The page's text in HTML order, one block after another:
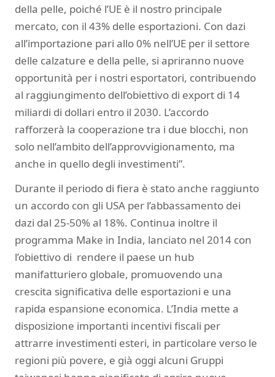
della pelle, poiché l’UE è il nostro principale
mercato, con il 43% delle esportazioni. Con dazi
all’importazione pari allo 0% nell’UE per il settore
delle calzature e della pelle, si apriranno nuove
opportunità per i nostri esportatori, contribuendo
al raggiungimento dell’obiettivo di export di 14
miliardi di dollari entro il 2030. L’accordo
rafforzerà la cooperazione tra i due blocchi, non
solo nell’ambito dell’approvvigionamento, ma
anche in quello degli investimenti”.
Durante il periodo di fiera è stato anche raggiunto
un accordo con gli USA per l’abbassamento dei
dazi dal 25-50% al 18%. Continua inoltre il
programma Make in India, lanciato nel 2014 con
l’obiettivo di rendere il paese un hub
manifatturiero globale, promuovendo una
crescita significativa delle esportazioni e una
rapida espansione economica. L’India mette a
disposizione importanti incentivi fiscali per
attrarre investimenti esteri, in particolare verso le
regioni più povere, e già oggi alcuni Gruppi